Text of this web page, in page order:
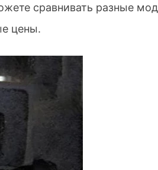
сравнивать разные
цены.